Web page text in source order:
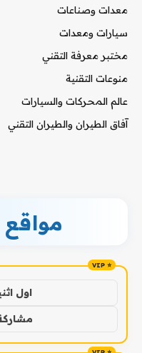
معدات وصناعات
سيارات ومعدات
مختبر معرفة التقني
منوعات التقنية
عالم المحركات والسيارات
آفاق الطيران والطيران التقني
اول